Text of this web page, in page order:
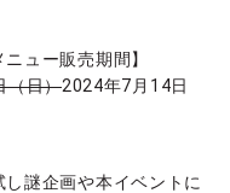
ュー販売期間】
（日）2024年7月14日
謎企画や本イベントに